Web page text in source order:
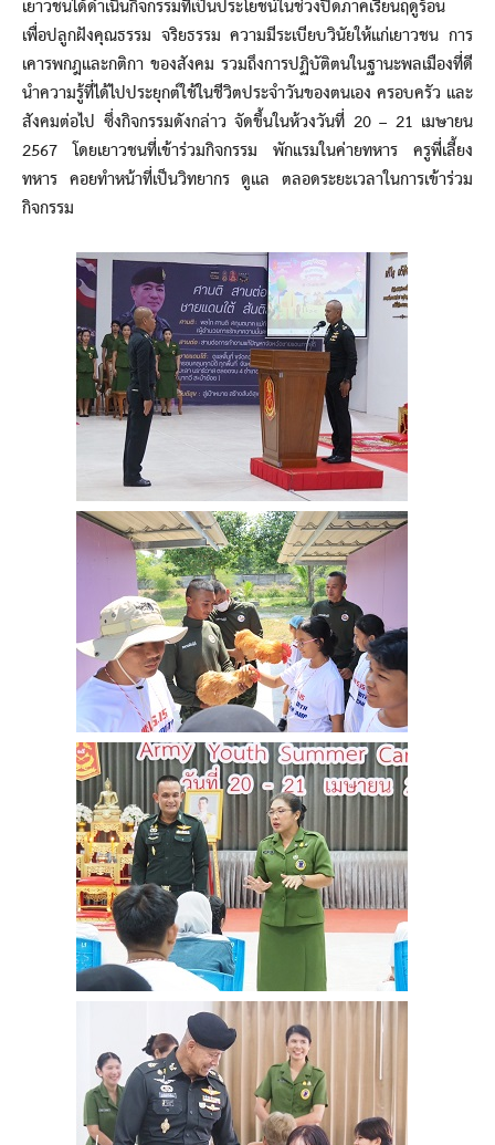
เยาวชนได้ดำเนินกิจกรรมที่เป็นประโยชน์ในช่วงปิดภาคเรียนฤดูร้อน
เพื่อปลูกฝังคุณธรรม จริยธรรม ความมีระเบียบวินัยให้แก่เยาวชน การ
เคารพกฎและกติกา ของสังคม รวมถึงการปฏิบัติตนในฐานะพลเมืองที่ดี
นำความรู้ที่ได้ไปประยุกต์ใช้ในชีวิตประจำวันของตนเอง ครอบครัว และ
สังคมต่อไป ซึ่งกิจกรรมดังกล่าว จัดขึ้นในห้วงวันที่ 20 – 21 เมษายน
2567 โดยเยาวชนที่เข้าร่วมกิจกรรม พักแรมในค่ายทหาร ครูพี่เลี้ยง
ทหาร คอยทำหน้าที่เป็นวิทยากร ดูแล ตลอดระยะเวลาในการเข้าร่วม
กิจกรรม